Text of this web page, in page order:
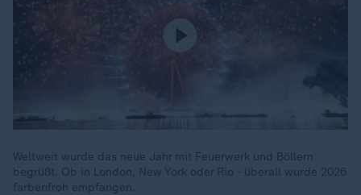
Weltweit wurde das neue Jahr mit Feuerwerk und Böllern
begrüßt. Ob in London, New York oder Rio - überall wurde 2026
farbenfroh empfangen.